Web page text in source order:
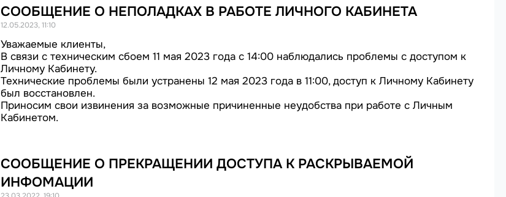
СООБЩЕНИЕ О НЕПОЛАДКАХ В РАБОТЕ ЛИЧНОГО КАБИНЕТА
12.05.2023, 11:10
Уважаемые клиенты,
В связи с техническим сбоем 11 мая 2023 года с 14:00 наблюдались проблемы с доступом к
Личному Кабинету.
Технические проблемы были устранены 12 мая 2023 года в 11:00, доступ к Личному Кабинету
был восстановлен.
Приносим свои извинения за возможные причиненные неудобства при работе с Личным
Кабинетом.
СООБЩЕНИЕ О ПРЕКРАЩЕНИИ ДОСТУПА К РАСКРЫВАЕМОЙ
ИНФОМАЦИИ